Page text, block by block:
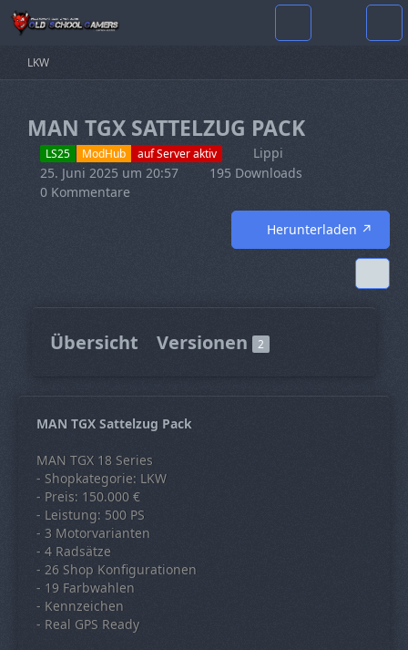
LKW
MAN TGX SATTELZUG PACK
LS25 ModHub auf Server aktiv
Lippi
25. Juni 2025 um 20:57
195 Downloads
0 Kommentare
Herunterladen
Übersicht Versionen 2
MAN TGX Sattelzug Pack
MAN TGX 18 Series
- Shopkategorie: LKW
- Preis: 150.000 €
- Leistung: 500 PS
- 3 Motorvarianten
- 4 Radsätze
- 26 Shop Konfigurationen
- 19 Farbwahlen
- Kennzeichen
- Real GPS Ready